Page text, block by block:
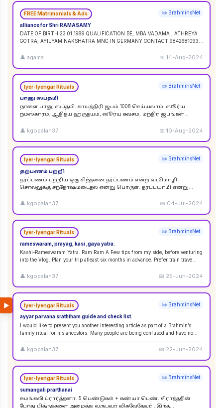
▶
FREE Matrimonials & Ads 📜 BrahminsNet
alliance for Shri RAMASAMY
DATE OF BIRTH 23 01 1989 QUALIFICATION BE, MBA VADAMA , ATHREYA
GOTRA, AYILYAM NAKSHATRA MNC IN GERMANY CONTACT 9842681093 /
👤 agama 📅14-Aug-2024
Iyer-Iyengar Rituals 📜 BrahminsNet
பானு ஸப்தமி
நாளை பானு ஸப்தமி. காயத்திரி ஜபம் 1008 செய்யலாம். ஸூர்ய
நமஸ்காரம், ஆதித்ய ஹ்ருத்யம், ஸூர்ய கவசம், மந்திர ஜபங்கள்
👤 kgopalan37 📅10-Aug-2024
Iyer-Iyengar Rituals 📜 BrahminsNet
தற்பணம் பற்றி
தர்ப்பணம் பற்றிய ஒரு சிந்தனை தர்ப்பணம் என்ற வடமொழி
சொல்லுக்கு சந்தோஷமடைதல் என்று பொருள். தர்ப்பயாமி என்று
கொள்ளலாம்...
👤 kgopalan37 📅 04-Jul-2024
Iyer-Iyengar Rituals 📜 BrahminsNet
rameswaram, prayag, kasi ,gaya yatra.
Kashi-Rameswaram Yatra. Ram Ram A Few tips from my side, before venturing
into the Vlog. Plan your trip atleast six months in advance. Prefer train trave...
👤 kgopalan37 📅 25-Jun-2024
Iyer-Iyengar Rituals 📜 BrahminsNet
ayyar parvana sraththam guide and check list.
I would like to present you another interesting article as part of a Brahmin’s
family ritual for his ancestors. Many people are being confused and have no
👤 kgopalan37 📅 22-Jun-2024
Iyer-Iyengar Rituals 📜 BrahminsNet
sumangali prarthanai
சுமங்கலி ப்ரார்த்தனா. 5 பெண்டுகள் + கண்யா பெண். சிராத்ததின்
போது பித்ருக்களை அழைத்து வருபவர் விசுவேதேவர் . இந்த